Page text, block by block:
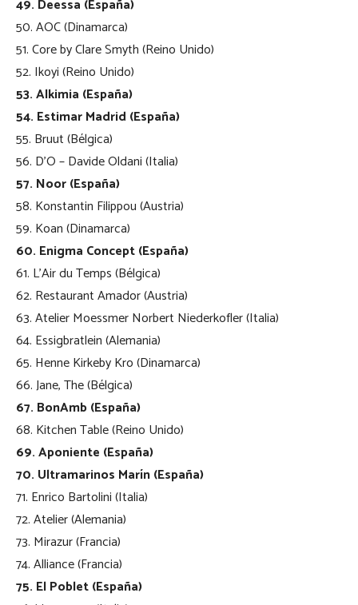
49. Deessa (España)
50. AOC (Dinamarca)
51. Core by Clare Smyth (Reino Unido)
52. Ikoyi (Reino Unido)
53. Alkimia (España)
54. Estimar Madrid (España)
55. Bruut (Bélgica)
56. D’O – Davide Oldani (Italia)
57. Noor (España)
58. Konstantin Filippou (Austria)
59. Koan (Dinamarca)
60. Enigma Concept (España)
61. L’Air du Temps (Bélgica)
62. Restaurant Amador (Austria)
63. Atelier Moessmer Norbert Niederkofler (Italia)
64. Essigbratlein (Alemania)
65. Henne Kirkeby Kro (Dinamarca)
66. Jane, The (Bélgica)
67. BonAmb (España)
68. Kitchen Table (Reino Unido)
69. Aponiente (España)
70. Ultramarinos Marín (España)
71. Enrico Bartolini (Italia)
72. Atelier (Alemania)
73. Mirazur (Francia)
74. Alliance (Francia)
75. El Poblet (España)